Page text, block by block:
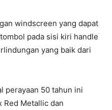
windscreen yang dapat
pada sisi kiri handle
yang baik dari
perayaan 50 tahun ini
Red Metallic dan